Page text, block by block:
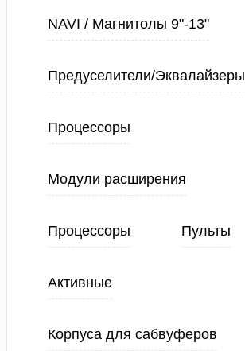
NAVI / Магнитолы 9"-13"
Предуселители/Эквалайзеры
Процессоры
Модули расширения
Процессоры Пульты
Активные
Корпуса для сабвуферов